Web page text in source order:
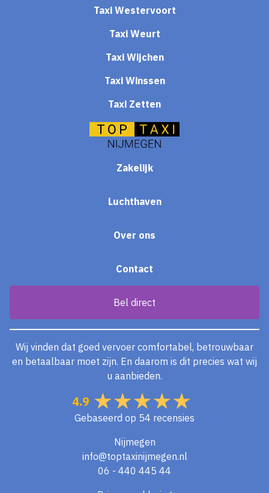
Taxi Westervoort
Taxi Weurt
Taxi Wijchen
Taxi Winssen
Taxi Zetten
Zakelijk
Luchthaven
Over ons
Contact
Bel direct
Wij vinden dat goed vervoer comfortabel, betrouwbaar
en betaalbaar moet zijn. En daarom is dit precies wat wij
u aanbieden.
4.9
Gebaseerd op 54 recensies
Nijmegen
info@toptaxinijmegen.nl
06 - 440 445 44